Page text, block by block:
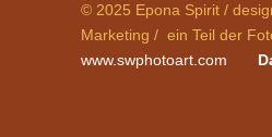
© 2025 Epona Spirit /
Marketing / ein Teil der
www.swphotoart.com